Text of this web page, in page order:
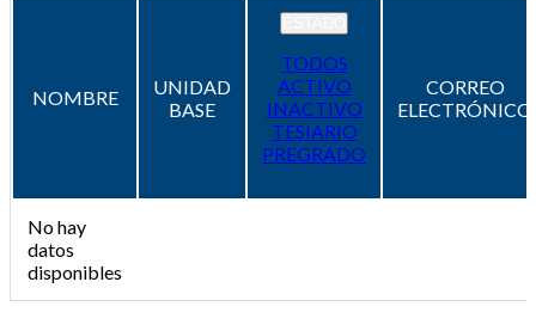
NOMBRE
UNIDAD
BASE
TODOS
ACTIVO
INACTIVO
TESIARIO
PREGRADO
CORREO
ELECTRÓNICO
No hay
datos
disponibles